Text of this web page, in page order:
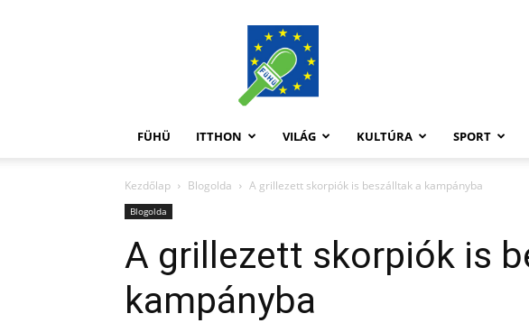
FüHü
FÜHÜ ITTHON VILÁG KULTÚRA SPORT
Kezdőlap Blogolda A grillezett skorpiók is beszálltak a kampányba
Blogolda
A grillezett skorpiók is
kampányba